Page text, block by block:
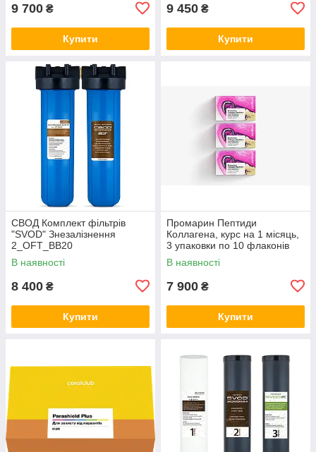
9 700 ₴
Купити
9 450 ₴
Купити
СВОД Комплект фільтрів
"SVOD" Знезалізнення
2_OFT_BB20
В наявності
8 400 ₴
Купити
Промарин Пептиди
Коллагена, курс на 1 місяць,
3 упаковки по 10 флаконів
В наявності
7 900 ₴
Купити